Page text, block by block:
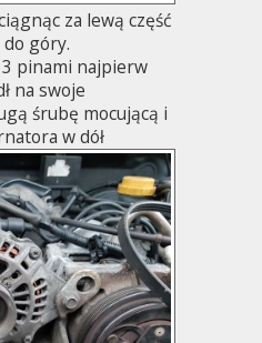
za lewą część
góry.
3 pinami najpierw
na swoje
śrubę mocującą i
w dół